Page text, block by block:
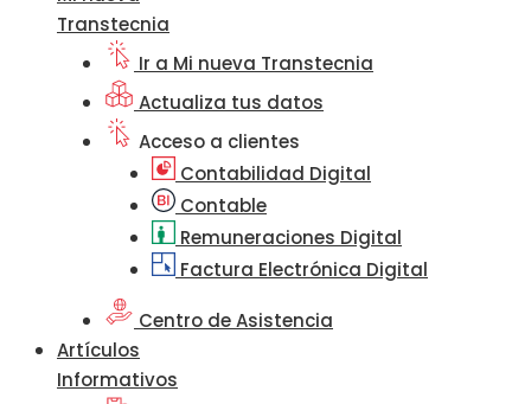
Transtecnia
Ir a Mi nueva Transtecnia
Actualiza tus datos
Acceso a clientes
Contabilidad Digital
Contable
Remuneraciones Digital
Factura Electrónica Digital
Centro de Asistencia
Artículos
Informativos